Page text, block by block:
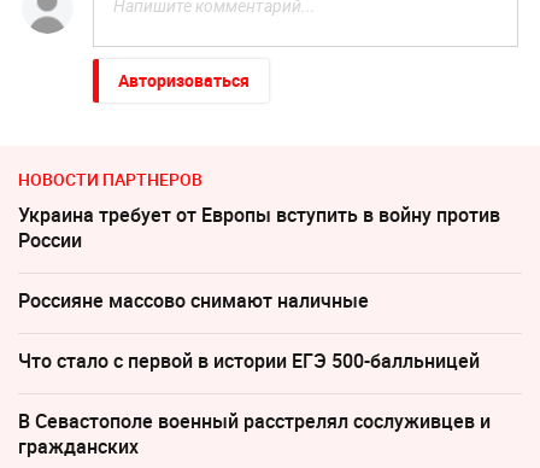
Авторизоваться
НОВОСТИ ПАРТНЕРОВ
Украина требует от Европы вступить в войну против
России
Россияне массово снимают наличные
Что стало с первой в истории ЕГЭ 500-балльницей
В Севастополе военный расстрелял сослуживцев и
гражданских